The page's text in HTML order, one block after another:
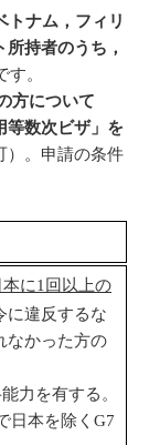
トナム，フィリ
所持者のうち，
す。
方について
等数次ビザ」を
）。申請の条件
に1回以上の
に違反するな
なかった方の
力を有する。
日本を除くG7